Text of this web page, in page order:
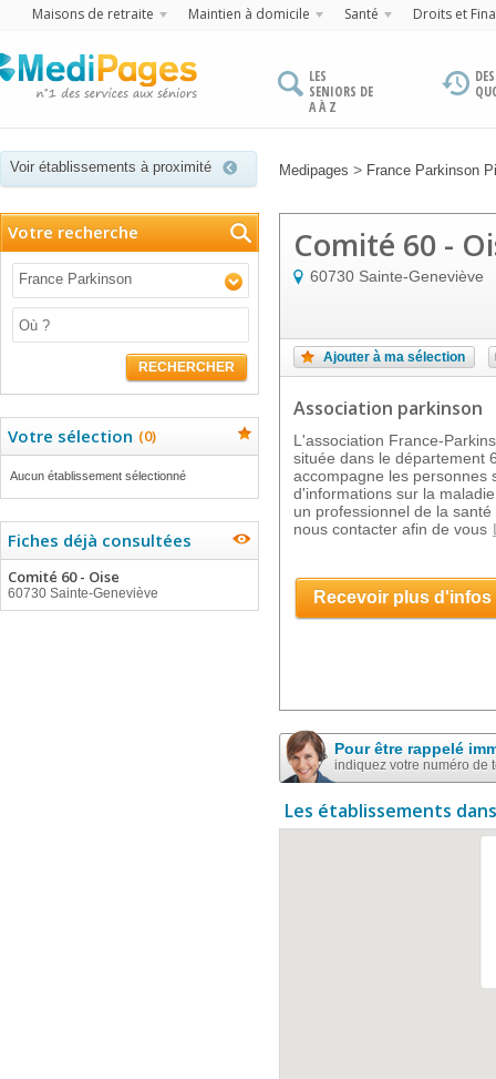
Maisons de retraite Maintien à domicile Santé Droits et
LES
SENIORS DE
A À Z
Voir établissements à proximité Medipages > France Parkinson
Votre recherche
France Parkinson
RECHERCHER
Votre sélection (0)
Aucun établissement sélectionné
Fiches déjà consultées
Comité 60 - Oise
60730 Sainte-Geneviève
Comité 60 -
60730 Sainte-Geneviève
Ajouter à ma sélection
Association parkinson
L'association France-
située dans le département
accompagne les personnes
d'informations sur la
un professionnel de la
nous contacter afin de vous
Recevoir plus d'infos
Pour être rappelé
indiquez votre numéro de
Les établissements